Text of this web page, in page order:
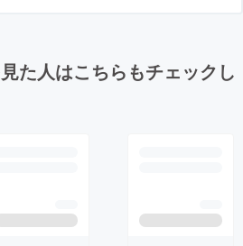
た人はこちらもチェックし